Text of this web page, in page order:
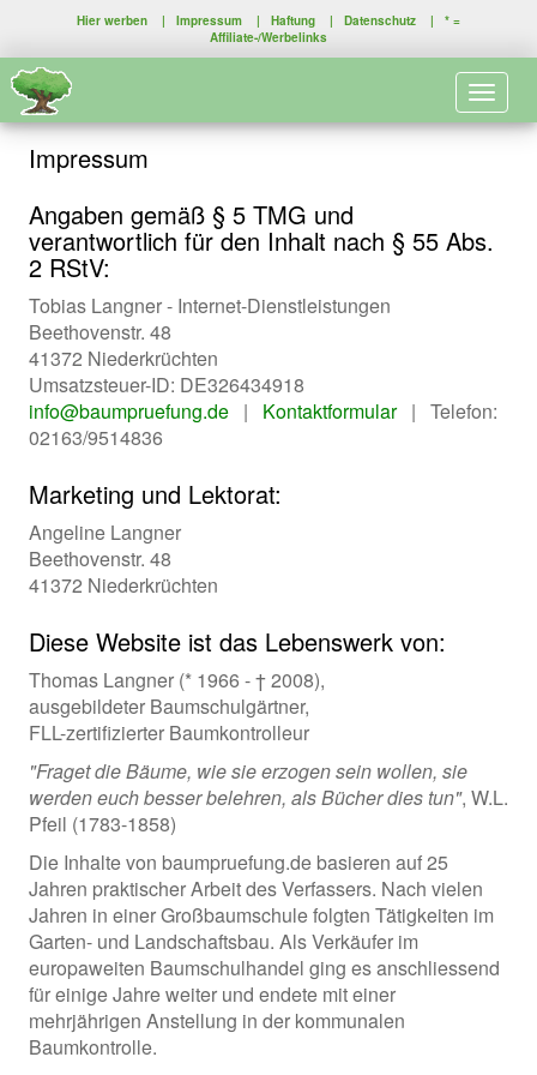
Hier werben | Impressum | Haftung | Datenschutz | * =
Affiliate-/Werbelinks
Impressum
Angaben gemäß § 5 TMG und
verantwortlich für den Inhalt nach § 55 Abs.
2 RStV:
Tobias Langner - Internet-Dienstleistungen
Beethovenstr. 48
41372 Niederkrüchten
Umsatzsteuer-ID: DE326434918
info@baumpruefung.de| Kontaktformular| Telefon:
02163/9514836
Marketing und Lektorat:
Angeline Langner
Beethovenstr. 48
41372 Niederkrüchten
Diese Website ist das Lebenswerk von:
Thomas Langner (* 1966 - † 2008),
ausgebildeter Baumschulgärtner,
FLL-zertifizierter Baumkontrolleur
"Fraget die Bäume, wie sie erzogen sein wollen, sie
werden euch besser belehren, als Bücher dies tun", W.L.
Pfeil (1783-1858)
Die Inhalte von baumpruefung.de basieren auf 25
Jahren praktischer Arbeit des Verfassers. Nach vielen
Jahren in einer Großbaumschule folgten Tätigkeiten im
Garten- und Landschaftsbau. Als Verkäufer im
europaweiten Baumschulhandel ging es anschliessend
für einige Jahre weiter und endete mit einer
mehrjährigen Anstellung in der kommunalen
Baumkontrolle.